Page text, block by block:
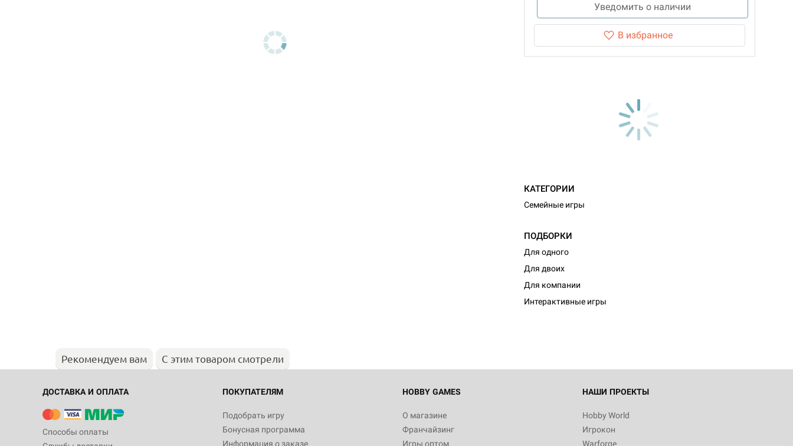
Уведомить о наличии
В избранное
КАТЕГОРИИ
Семейные игры
ПОДБОРКИ
Для одного
Для двоих
Для компании
Интерактивные игры
Рекомендуем вам С этим товаром смотрели
ДОСТАВКА И ОПЛАТА
Способы оплаты
ПОКУПАТЕЛЯМ
Подобрать игру
Бонусная программа
Информация о заказе
HOBBY GAMES
О магазине
Франчайзинг
Игры оптом
НАШИ ПРОЕКТЫ
Hobby World
Игрокон
Warforge